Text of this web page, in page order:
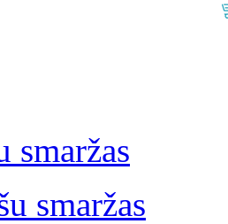
smaržas
smaržas